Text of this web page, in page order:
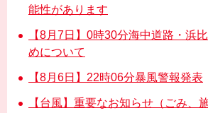
能性があります
【8月7日】0時30分海中道路・浜
めについて
【8月6日】22時06分暴風警報発表
【台風】重要なお知らせ（ごみ、